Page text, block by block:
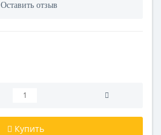
Оставить отзыв
Купить